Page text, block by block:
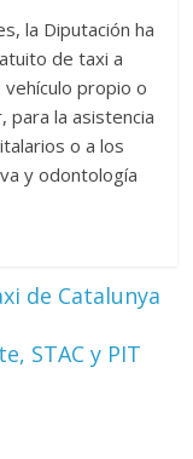
la Diputación ha
de taxi a
propio o
para la asistencia
o a los
y odontología
de Catalunya
STAC y PIT